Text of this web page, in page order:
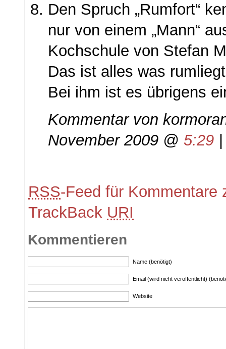
Den Spruch „Rumfort“
nur von einem „Mann“
Kochschule von Stefan
Das ist alles was
Bei ihm ist es übrigens
Kommentar von
November 2009 @ 5:29
RSS-Feed für Kommentare
TrackBack URI
Kommentieren
Name (benötigt)
Email (wird nicht veröffentlicht)
Website